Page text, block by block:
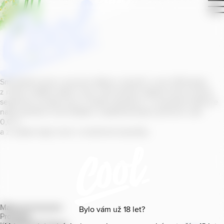
Bylo vám už 18 let?
Smícháním piva s ovocnou šťávou vytvořil v roce
z našich sládků
segmentu na bázi piva v České republice. V současné době se
naše portfolio Cool skládá z nealkoholických příchutí s alk.
0
a z nealko řady Cool+ s funkčními benefity.
Mapa provozoven
Produkty